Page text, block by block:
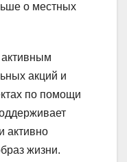
о местных
акций и
по помощи
активно
жизни.